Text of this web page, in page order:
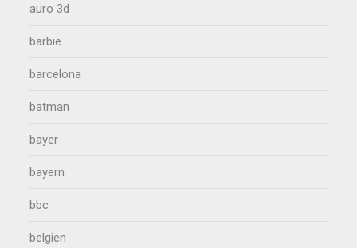
auro 3d
barbie
barcelona
batman
bayer
bayern
bbc
belgien